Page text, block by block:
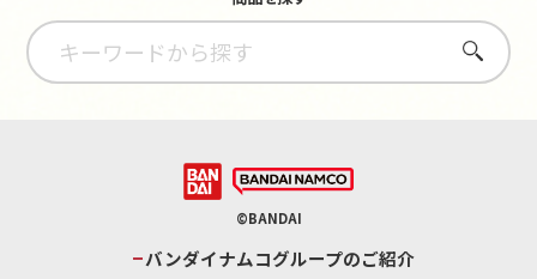
さがす
©BANDAI
バンダイナムコグループのご紹介